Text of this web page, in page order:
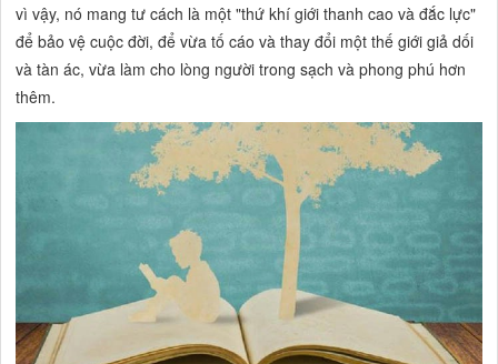
vì vậy, nó mang tư cách là một"thứ khí giới thanh cao và đắc lực"
để bảo vệ cuộc đời, để vừa tố cáo và thay đổi một thế giới giả dối
và tàn ác, vừa làm cho lòng người trong sạch và phong phú hơn
thêm.